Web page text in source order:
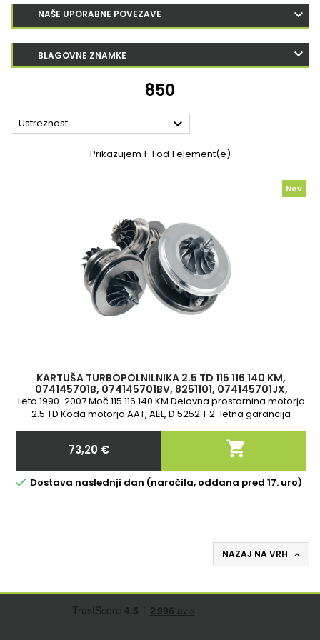
NAŠE UPORABNE POVEZAVE
BLAGOVNE ZNAMKE
850
Ustreznost 
Prikazujem 1-1 od 1 element(e)
Nov
KARTUŠA TURBOPOLNILNIKA 2.5 TD 115 116 140 KM,
074145701B, 074145701BV, 8251101, 074145701JX,
8601639, 074145701BX, 074145701J,
Leto 1990-2007 Moč 115 116 140 KM Delovna prostornina motorja
2.5 TD Koda motorja AAT, AEL, D 5252 T 2-letna garancija
Cena
73,20 € 
 Dostava naslednji dan (naročila, oddana pred 17. uro)
NAZAJ NA VRH 